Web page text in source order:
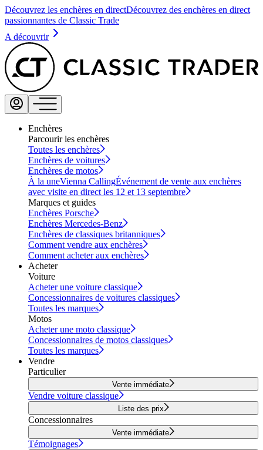
Découvrez les enchères en directDécouvrez des enchères en direct
passionnantes de Classic Trade
A découvrir
Enchères
Parcourir les enchères
Toutes les enchères
Enchères de voitures
Enchères de motos
À la uneVienna CallingÉvénement de vente aux enchères
avec visite en direct les 12 et 13 septembre
Marques et guides
Enchères Porsche
Enchères Mercedes-Benz
Enchères de classiques britanniques
Comment vendre aux enchères
Comment acheter aux enchères
Acheter
Voiture
Acheter une voiture classique
Concessionnaires de voitures classiques
Toutes les marques
Motos
Acheter une moto classique
Concessionnaires de motos classiques
Toutes les marques
Vendre
Particulier
Vente immédiate
Vendre voiture classique
Liste des prix
Concessionnaires
Vente immédiate
Témoignages